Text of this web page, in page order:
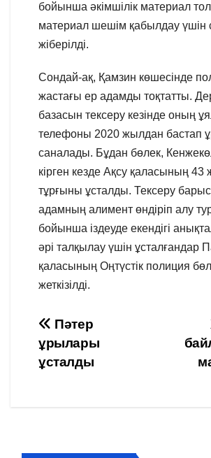
бойынша әкімшілік материал
материал шешім қабылдау үшін
жіберілді.
Сондай-ақ, Қамзин көшесінде
жастағы ер адамды тоқтатты.
базасын тексеру кезінде оның
телефоны 2020 жылдан бастап
саналады. Бұдан бөлек,
кірген кезде Ақсу қаласының 43
тұрғыны ұсталды. Тексеру
адамның алимент өндіріп алу
бойынша іздеуде екендігі
әрі талқылау үшін ұсталғандар
қаласының Оңтүстік полиция
жеткізілді.
Навигация
по
Пәтер
ұрылары
ұсталды